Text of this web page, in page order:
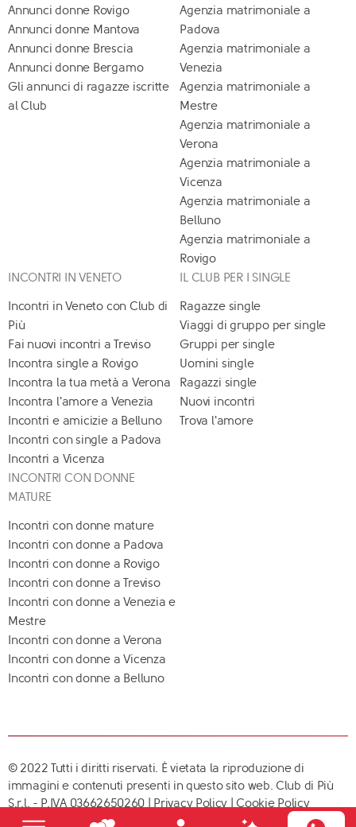
Annunci donne Rovigo
Annunci donne Mantova
Annunci donne Brescia
Annunci donne Bergamo
Gli annunci di ragazze iscritte
al Club
Agenzia matrimoniale a
Padova
Agenzia matrimoniale a
Venezia
Agenzia matrimoniale a
Mestre
Agenzia matrimoniale a
Verona
Agenzia matrimoniale a
Vicenza
Agenzia matrimoniale a
Belluno
Agenzia matrimoniale a
Rovigo
INCONTRI IN VENETO
Incontri in Veneto con Club di
Più
Fai nuovi incontri a Treviso
Incontra single a Rovigo
Incontra la tua metà a Verona
Incontra l'amore a Venezia
Incontri e amicizie a Belluno
Incontri con single a Padova
Incontri a Vicenza
IL CLUB PER I SINGLE
Ragazze single
Viaggi di gruppo per single
Gruppi per single
Uomini single
Ragazzi single
Nuovi incontri
Trova l'amore
INCONTRI CON DONNE
MATURE
Incontri con donne mature
Incontri con donne a Padova
Incontri con donne a Rovigo
Incontri con donne a Treviso
Incontri con donne a Venezia e
Mestre
Incontri con donne a Verona
Incontri con donne a Vicenza
Incontri con donne a Belluno
© 2022 Tutti i diritti riservati. È vietata la riproduzione di
immagini e contenuti presenti in questo sito web. Club di Più
S.r.l. - P.IVA 03662650260 | Privacy Policy |Cookie Policy